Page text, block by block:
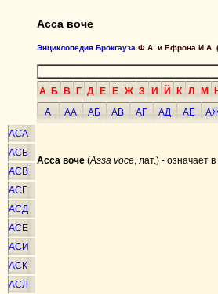
Асса воче
Энциклопедия Брокгауза Ф.А. и Ефрона И.А.
А Б В Г Д Е Ё Ж З И Й К Л М
А
АА АБ АВ АГ АД АЕ
АСА
АСБ
АСВ
АСГ
АСД
АСЕ
АСИ
АСК
АСЛ
Асса воче (Assa voce, лат.) - означает